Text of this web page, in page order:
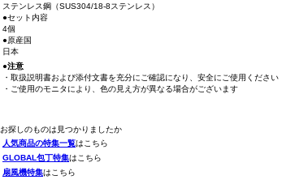
ステンレス鋼（SUS304/18-8ステンレス）
●セット内容
4個
●原産国
日本
●注意
・取扱説明書および添付文書を充分にご確認になり、安全にご使用ください
・ご使用のモニタにより、色の見え方が異なる場合がございます
お探しのものは見つかりましたか
人気商品の特集一覧はこちら
GLOBAL包丁特集はこちら
扇風機特集はこちら